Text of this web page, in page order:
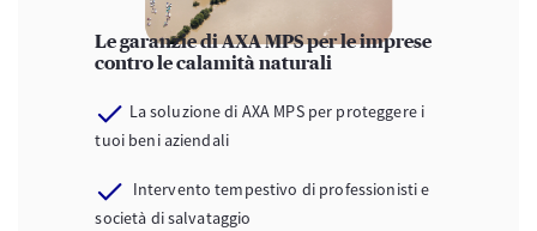
Le garanzie di AXA MPS per le imprese
contro le calamità naturali
La soluzione di AXA MPS per proteggere i
tuoi beni aziendali
Intervento tempestivo di professionisti e
società di salvataggio